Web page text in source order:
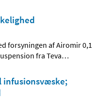
forsyningen af Airomir 0,1
fra Teva…
infusionsvæske;